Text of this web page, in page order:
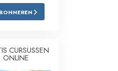
Werk
CURSUSSEN
ONLINE